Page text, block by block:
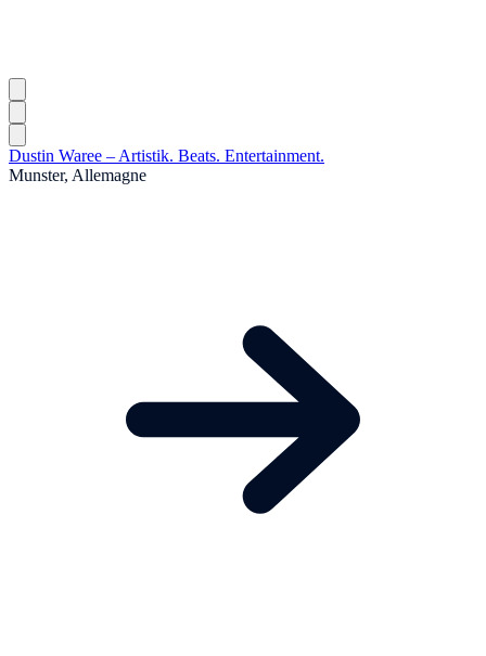
Dustin Waree – Artistik. Beats. Entertainment.
Munster, Allemagne